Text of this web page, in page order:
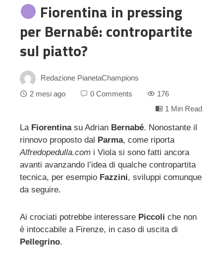
Fiorentina in pressing
per Bernabé: contropartite
sul piatto?
Redazione PianetaChampions
2 mesi ago
0 Comments
176
1 Min Read
La Fiorentinasu Adrian Bernabé. Nonostante il
rinnovo proposto dal Parma, come riporta
Alfredopedulla.com i Viola si sono fatti ancora
avanti avanzando l’idea di qualche contropartita
tecnica, per esempio Fazzini, sviluppi comunque
da seguire.
Ai crociati potrebbe interessare Piccoli che non
è intoccabile a Firenze, in caso di uscita di
Pellegrino.